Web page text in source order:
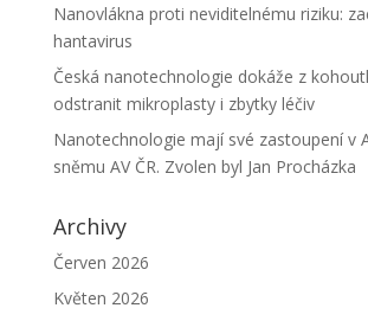
Nanovlákna proti neviditelnému riziku:
hantavirus
Česká nanotechnologie dokáže z
odstranit mikroplasty i zbytky léčiv
Nanotechnologie mají své zastoupení v
sněmu AV ČR. Zvolen byl Jan Procházka
Archivy
Červen 2026
Květen 2026